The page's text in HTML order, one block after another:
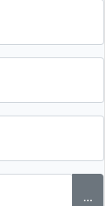
...